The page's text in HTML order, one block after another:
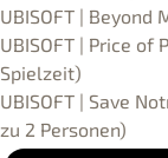
UBISOFT |
UBISOFT | Price of
Spielzeit)
UBISOFT | Save
zu 2 Personen)